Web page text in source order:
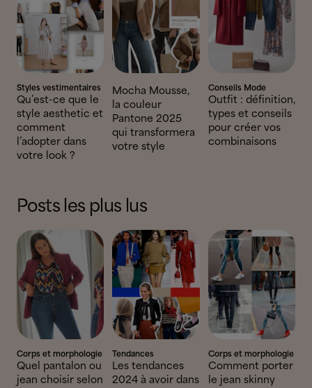
Styles vestimentaires
Qu’est-ce que le
style aesthetic et
comment
l’adopter dans
votre look ?
Mocha Mousse,
la couleur
Pantone 2025
qui transformera
votre style
Conseils Mode
Outfit : définition,
types et conseils
pour créer vos
combinaisons
Posts les plus lus
Corps et morphologie
Quel pantalon ou
jean choisir selon
Tendances
Les tendances
2024 à avoir dans
Corps et morphologie
Comment porter
le jean skinny